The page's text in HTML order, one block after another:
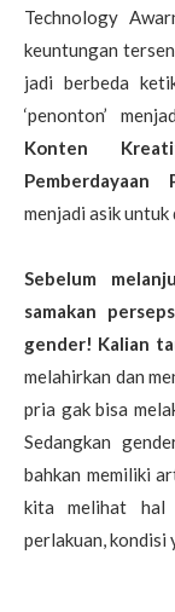
Technology
keuntungan
jadi berbeda
‘penonton’
Konten
Pemberdayaan
menjadi asik
Sebelum
samakan
gender! Kalian
melahirkan dan
pria gak bisa
Sedangkan
bahkan memiliki
kita melihat hal
perlakuan, kondisi